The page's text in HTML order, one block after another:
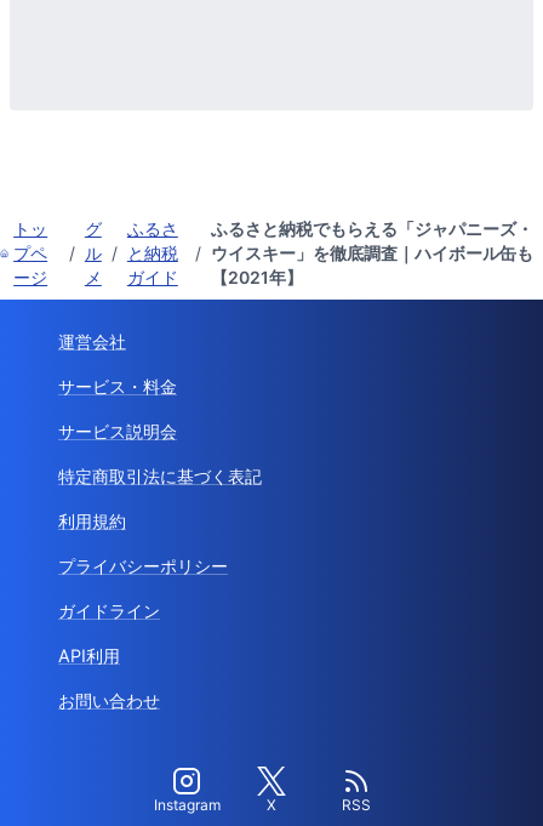
トッ
プペ
ージ
/
グ
ル
メ
/
ふるさ
と納税
ガイド
/
ふるさと納税でもらえる「ジャパニーズ・
ウイスキー」を徹底調査｜ハイボール缶も
【2021年】
運営会社
サービス・料金
サービス説明会
特定商取引法に基づく表記
利用規約
プライバシーポリシー
ガイドライン
API利用
お問い合わせ
Instagram X RSS